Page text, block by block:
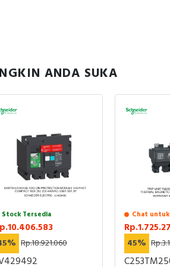
ANDA SUKA
Stock Tersedia
Rp.18.921.060
Chat
45%